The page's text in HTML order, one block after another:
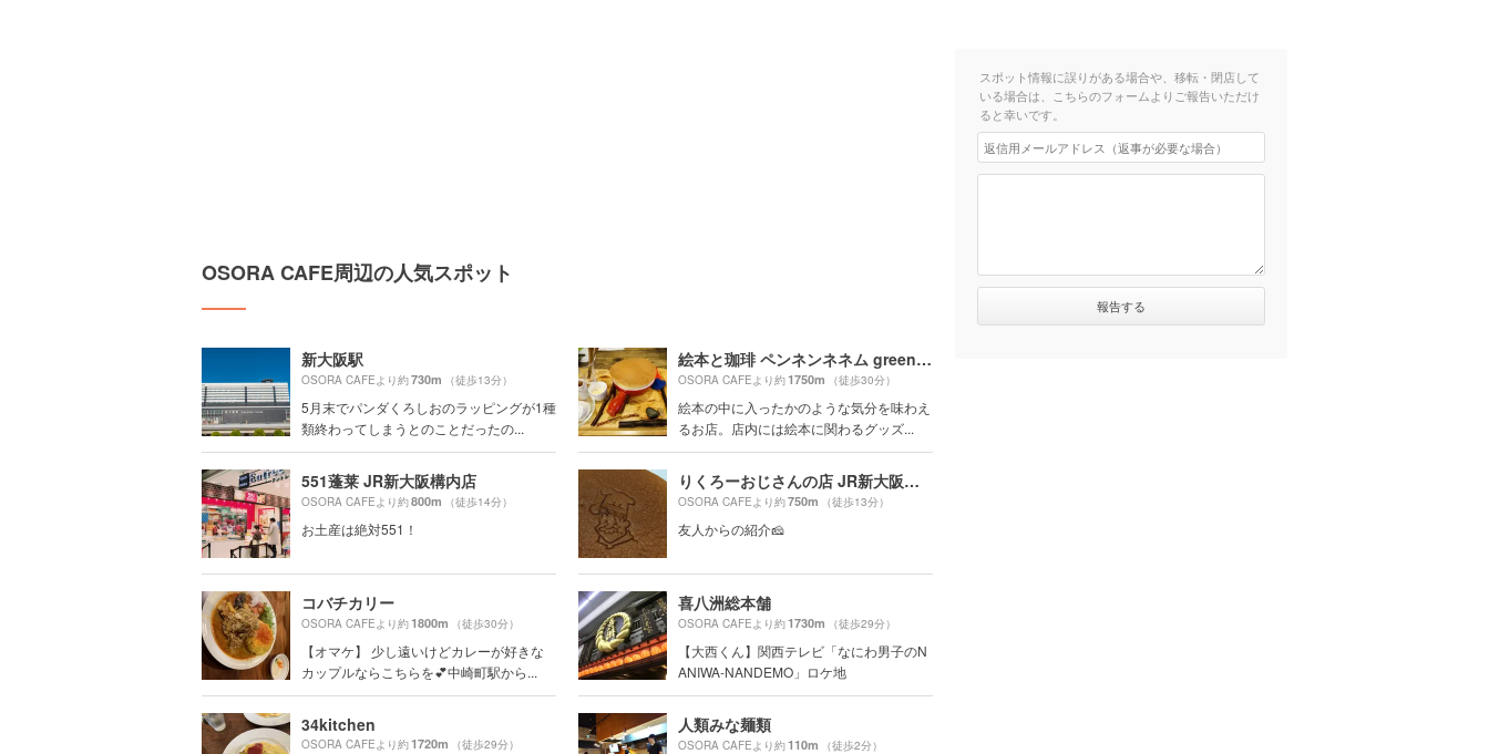
OSORA CAFE周辺の人気スポット
新大阪駅
OSORA CAFEより約730m （徒歩13分）
5月末でパンダくろしおのラッピングが1種
類終わってしまうとのことだったの...
絵本と珈琲 ペンネンネネム green 大阪店
OSORA CAFEより約1750m （徒歩30分）
絵本の中に入ったかのような気分を味わえ
るお店。店内には絵本に関わるグッズ...
551蓬莱 JR新大阪構内店
OSORA CAFEより約800m （徒歩14分）
お土産は絶対551！
りくろーおじさんの店 JR新大阪駅3号店
OSORA CAFEより約750m （徒歩13分）
友人からの紹介🧀
コバチカリー
OSORA CAFEより約1800m （徒歩30分）
【オマケ】 少し遠いけどカレーが好きな
カップルならこちらを💕中崎町駅から...
喜八洲総本舗
OSORA CAFEより約1730m （徒歩29分）
【大西くん】関西テレビ「なにわ男子のN
ANIWA-NANDEMO」ロケ地
34kitchen
OSORA CAFEより約1720m （徒歩29分）
人類みな麺類
OSORA CAFEより約110m （徒歩2分）
スポット情報に誤りがある場合や、移転・閉店して
いる場合は、こちらのフォームよりご報告いただけ
ると幸いです。